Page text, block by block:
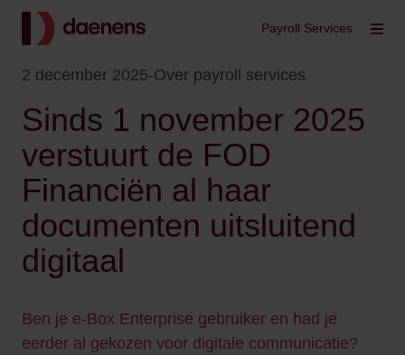
Terug Payroll Services
2 december 2025-Over payroll services
Sinds 1 november 2025
verstuurt de FOD
Financiën al haar
documenten uitsluitend
digitaal
Ben je e-Box Enterprise gebruiker en had je
eerder al gekozen voor digitale communicatie?